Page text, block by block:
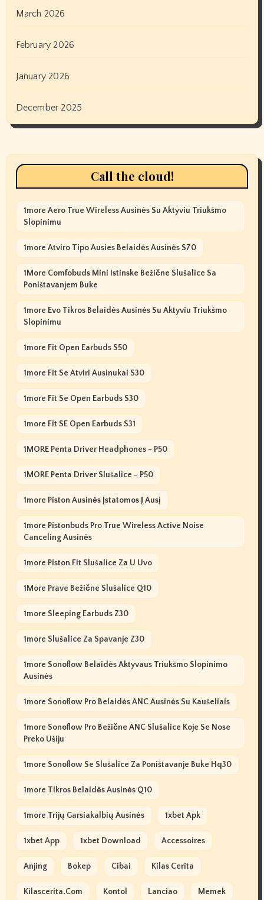
March 2026
February 2026
January 2026
December 2025
Call the cloud!
1more Aero True Wireless Ausinės Su Aktyviu Triukšmo
Slopinimu
1more Atviro Tipo Ausies Belaidės Ausinės S70
1More Comfobuds Mini Istinske Bežične Slušalice Sa
Poništavanjem Buke
1more Evo Tikros Belaidės Ausinės Su Aktyviu Triukšmo
Slopinimu
1more Fit Open Earbuds S50
1more Fit Se Atviri Ausinukai S30
1more Fit Se Open Earbuds S30
1more Fit SE Open Earbuds S31
1MORE Penta Driver Headphones - P50
1MORE Penta Driver Slušalice - P50
1more Piston Ausinės Įstatomos Į Ausį
1more Pistonbuds Pro True Wireless Active Noise
Canceling Ausinės
1more Piston Fit Slušalice Za U Uvo
1More Prave Bežične Slušalice Q10
1more Sleeping Earbuds Z30
1more Slušalice Za Spavanje Z30
1more Sonoflow Belaidės Aktyvaus Triukšmo Slopinimo
Ausinės
1more Sonoflow Pro Belaidės ANC Ausinės Su Kaušeliais
1more Sonoflow Pro Bežične ANC Slušalice Koje Se Nose
Preko Ušiju
1more Sonoflow Se Slušalice Za Poništavanje Buke Hq30
1more Tikros Belaidės Ausinės Q10
1more Trijų Garsiakalbių Ausinės 1xbet Apk
1xbet App 1xbet Download Accessoires
Anjing Bokep Cibai Kilas Cerita
Kilascerita.com Kontol Lanciao Memek